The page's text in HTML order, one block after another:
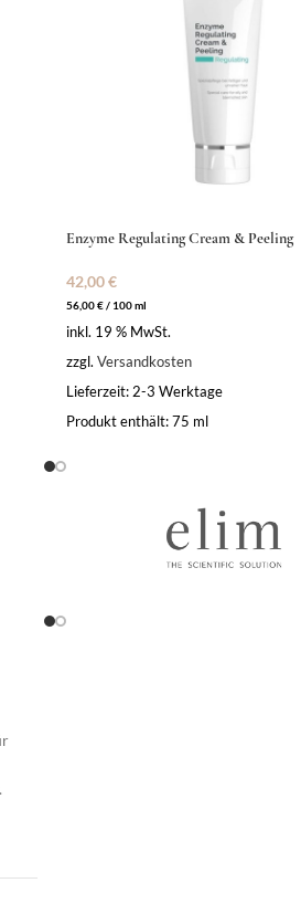
Enzyme Regulating Cream & Peeling
42,00€
56,00€/ 100ml
inkl. 19 % MwSt.
zzgl. Versandkosten
Lieferzeit: 2-3 Werktage
Produkt enthält: 75 ml